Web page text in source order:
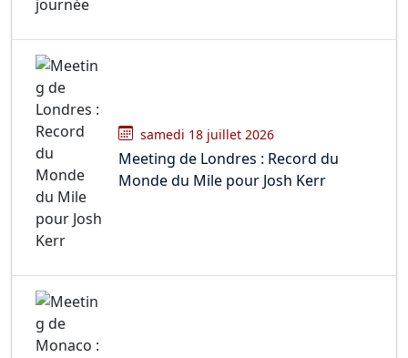
samedi 18 juillet 2026
Meeting de Londres : Record du
Monde du Mile pour Josh Kerr